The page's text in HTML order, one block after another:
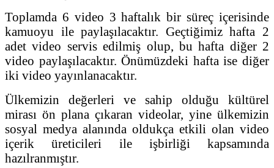
Toplamda 6 video 3 haftalık bir süreç içerisinde
kamuoyu ile paylaşılacaktır. Geçtiğimiz hafta 2
adet video servis edilmiş olup, bu hafta diğer 2
video paylaşılacaktır. Önümüzdeki hafta ise diğer
iki video yayınlanacaktır.
Ülkemizin değerleri ve sahip olduğu kültürel
mirası ön plana çıkaran videolar, yine ülkemizin
sosyal medya alanında oldukça etkili olan video
içerik üreticileri ile işbirliği kapsamında
hazılranmıştır.